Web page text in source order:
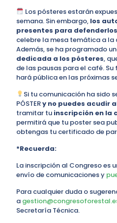
Los pósteres estarán
semana. Sin embargo, los
presentes para defenderlos
celebre la mesa temática a la
Además, se ha programado
dedicada a los pósteres,
de las pausas para el café.
hará pública en las próximas
Si tu comunicación ha sido
PÓSTERy no puedes acudir
tramitar tu inscripción en la
permitirá que tu poster sea
obtengas tu certificado de
*Recuerda:
La inscripción al Congreso es
envío de comunicaciones y
Para cualquier duda o
a
Secretaría Técnica.